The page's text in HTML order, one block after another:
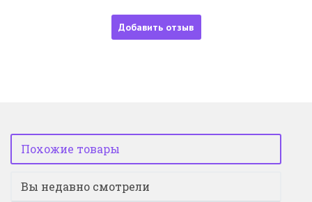
Добавить отзыв
Похожие товары
Вы недавно смотрели